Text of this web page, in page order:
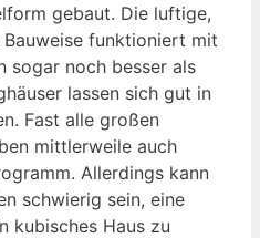
gebaut. Die luftige,
funktioniert mit
sogar noch besser als
lassen sich gut in
Fast alle großen
mittlerweile auch
Allerdings kann
schwierig sein, eine
kubisches Haus zu